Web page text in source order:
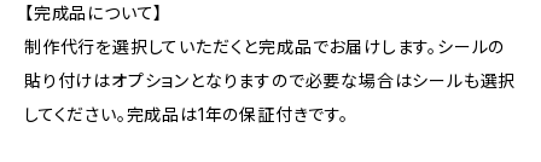
【完成品について】
制作代行を選択していただくと完成品でお届けします。シールの
貼り付けはオプションとなりますので必要な場合はシールも選択
してください。完成品は1年の保証付きです。